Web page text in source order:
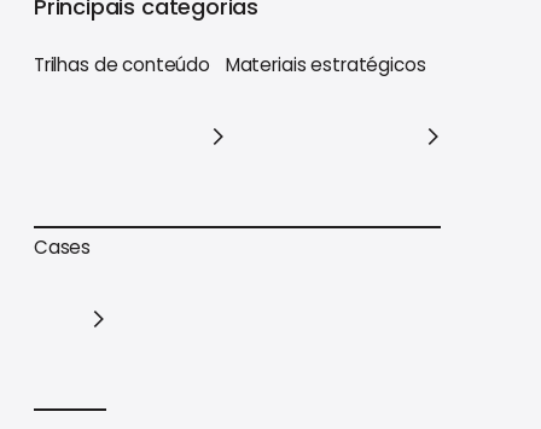
Principais categorias
Trilhas de conteúdo
Trilhas de conteúdo
Materiais estratégicos
Cases